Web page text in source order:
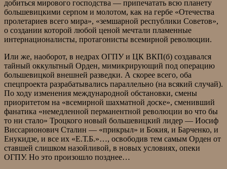
добиться мирового господства — припечатать всю планету
большевицкими серпом и молотом, как на гербе «Отечества
пролетариев всего мира», «земшарной республики Советов»,
о создании которой любой ценой мечтали пламенные
интернационалисты, протагонисты всемирной революции.
Или же, наоборот, в недрах ОГПУ и ЦК ВКП(б) создавался
тайный оккультный Орден, мимикрирующий под операцию
большевицкой внешней разведки. А скорее всего, оба
спецпроекта разрабатывались параллельно (на всякий случай).
По ходу изменения международной обстановки, смены
приоритетом на «всемирной шахматной доске», сменивший
фанатика «немедленной перманентной революции во что бы
то ни стало» Троцкого новый большевицкий лидер — Иосиф
Виссарионович Сталин — «прикрыл» и Бокия, и Барченко, и
Енукидзе, и все их «Е.Т.Б.»…, освободив тем самым Орден от
ставшей слишком назойливой, в новых условиях, опеки
ОГПУ. Но это произошло позднее…